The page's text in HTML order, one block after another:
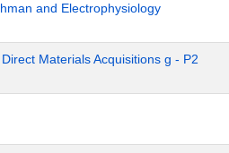
and Electrophysiology
Materials Acquisitions g - P2